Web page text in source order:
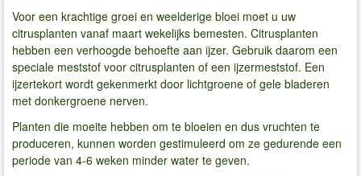
Voor een krachtige groei en weelderige bloei moet u uw
citrusplanten vanaf maart wekelijks bemesten. Citrusplanten
hebben een verhoogde behoefte aan ijzer. Gebruik daarom een
speciale meststof voor citrusplanten of een ijzermeststof. Een
ijzertekort wordt gekenmerkt door lichtgroene of gele bladeren
met donkergroene nerven.
Planten die moeite hebben om te bloeien en dus vruchten te
produceren, kunnen worden gestimuleerd om ze gedurende een
periode van 4-6 weken minder water te geven.